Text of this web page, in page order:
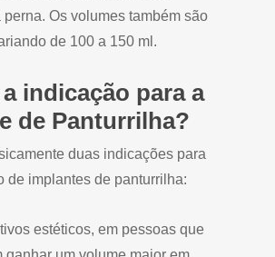
perna. Os volumes também são
de 100 a 150 ml.
indicação para a
de Panturrilha?
duas indicações para
de implantes de panturrilha:
estéticos, em pessoas que